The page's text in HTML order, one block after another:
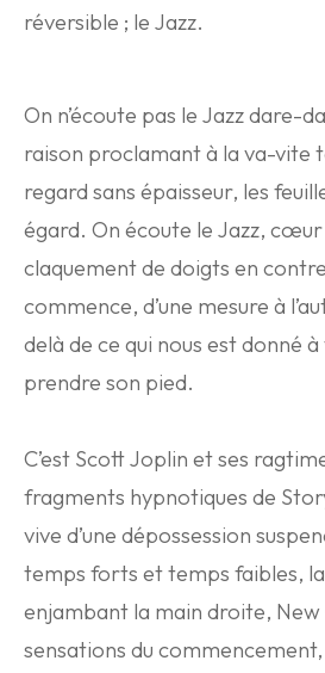
réversible ; le Jazz.
On n’écoute pas le Jazz dare-
raison proclamant à la va-vite
regard sans épaisseur, les
égard. On écoute le Jazz,
claquement de doigts en
commence, d’une mesure à
delà de ce qui nous est donné
prendre son pied.
C’est Scott Joplin et ses
fragments hypnotiques de
vive d’une dépossession
temps forts et temps faibles,
enjambant la main droite, New
sensations du